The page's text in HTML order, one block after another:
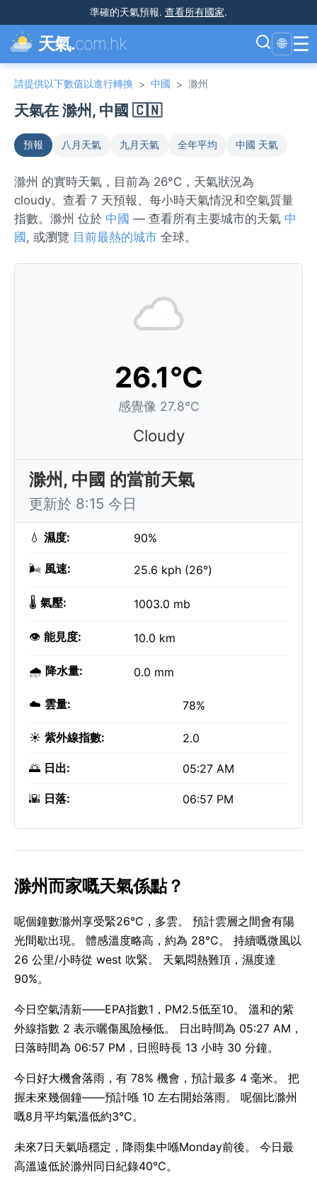
準確的天氣預報. 查看所有國家.
天氣.com.hk 🌐 ☰
請提供以下數值以進行轉換 > 中國 > 滁州
天氣在 滁州, 中國 🇨🇳
預報 八月天氣 九月天氣 全年平均 中國 天氣
滁州 的實時天氣，目前為 26°C，天氣狀況為
cloudy。查看 7 天預報、每小時天氣情況和空氣質量
指數。滁州 位於 中國 — 查看所有主要城市的天氣 中
國 , 或瀏覽 目前最熱的城市 全球。
26.1°C
感覺像 27.8°C
Cloudy
滁州, 中國 的當前天氣
更新於 8:15 今日
💧 濕度: 90%
🌬️ 風速: 25.6 kph (26°)
🌡️ 氣壓: 1003.0 mb
👁️ 能見度: 10.0 km
🌧️ 降水量: 0.0 mm
☁️ 雲量: 78%
☀️ 紫外線指數: 2.0
🌅 日出: 05:27 AM
🌇 日落: 06:57 PM
滁州而家嘅天氣係點？
呢個鐘數滁州享受緊26°C，多雲。 預計雲層之間會有陽
光間歇出現。 體感溫度略高，約為 28°C。 持續嘅微風以
26 公里/小時從 west 吹緊。 天氣悶熱難頂，濕度達
90%。
今日空氣清新——EPA指數1，PM2.5低至10。 溫和的紫
外線指數 2 表示曬傷風險極低。 日出時間為 05:27 AM，
日落時間為 06:57 PM，日照時長 13 小時 30 分鐘。
今日好大機會落雨，有 78% 機會，預計最多 4 毫米。 把
握未來幾個鐘——預計喺 10 左右開始落雨。 呢個比滁州
嘅8月平均氣溫低約3°C。
未來7日天氣唔穩定，降雨集中喺Monday前後。 今日最
高溫遠低於滁州同日紀錄40°C。